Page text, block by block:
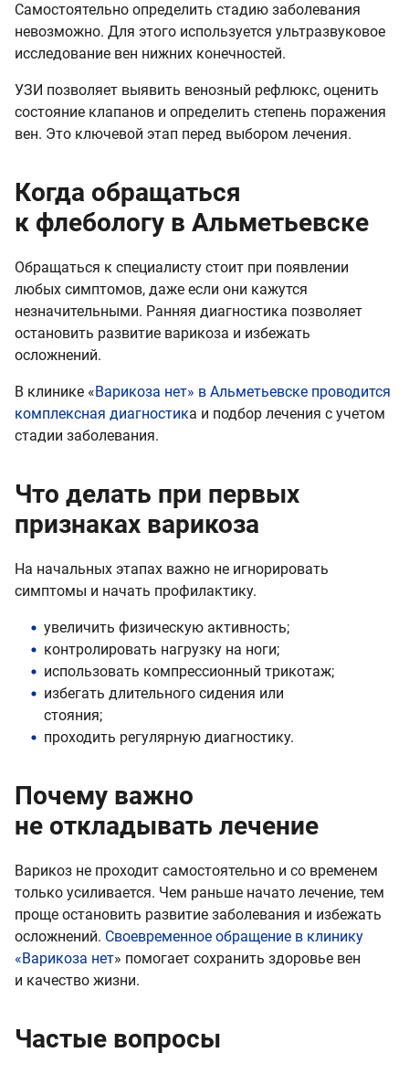
Самостоятельно определить стадию заболевания
невозможно. Для этого используется ультразвуковое
исследование вен нижних конечностей.
УЗИ позволяет выявить венозный рефлюкс, оценить
состояние клапанов и определить степень поражения
вен. Это ключевой этап перед выбором лечения.
Когда обращаться
к флебологу в Альметьевске
Обращаться к специалисту стоит при появлении
любых симптомов, даже если они кажутся
незначительными. Ранняя диагностика позволяет
остановить развитие варикоза и избежать
осложнений.
В клинике «Варикоза нет» в Альметьевске проводится
комплексная диагностика и подбор лечения с учетом
стадии заболевания.
Что делать при первых
признаках варикоза
На начальных этапах важно не игнорировать
симптомы и начать профилактику.
увеличить физическую активность;
контролировать нагрузку на ноги;
использовать компрессионный трикотаж;
избегать длительного сидения или
стояния;
проходить регулярную диагностику.
Почему важно
не откладывать лечение
Варикоз не проходит самостоятельно и со временем
только усиливается. Чем раньше начато лечение, тем
проще остановить развитие заболевания и избежать
осложнений. Своевременное обращение в клинику
«Варикоза нет» помогает сохранить здоровье вен
и качество жизни.
Частые вопросы